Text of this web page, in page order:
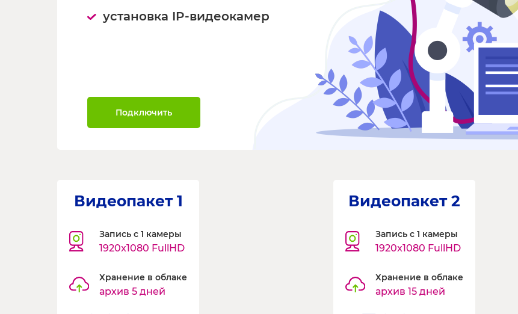
установка IP-видеокамер
Подключить
Видеопакет 1
Запись с 1 камеры
1920x1080 FullHD
Хранение в облаке
архив 5 дней
Видеопакет 2
Запись с 1 камеры
1920x1080 FullHD
Хранение в облаке
архив 15 дней